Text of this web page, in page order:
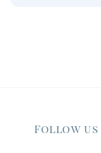
Follow us